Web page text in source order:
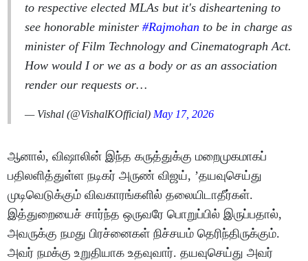
to respective elected MLAs but it's disheartening to
see honorable minister#Rajmohan to be in charge as
minister of Film Technology and Cinematograph Act.
How would I or we as a body or as an association
render our requests or…
— Vishal (@VishalKOfficial) May 17, 2026
ஆனால், விஷாலின் இந்த கருத்துக்கு மறைமுகமாகப்
பதிலளித்துள்ள நடிகர் அருண் விஜய், ’தயவுசெய்து
முடிவெடுக்கும் விவகாரங்களில் தலையிடாதீர்கள்.
இத்துறையைச் சார்ந்த ஒருவரே பொறுப்பில் இருப்பதால்,
அவருக்கு நமது பிரச்னைகள் நிச்சயம் தெரிந்திருக்கும்.
அவர் நமக்கு உறுதியாக உதவுவார். தயவுசெய்து அவர்